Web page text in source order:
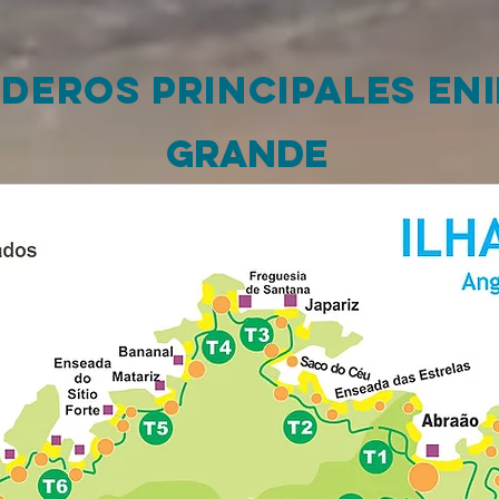
PRINCIPALES EN
GRANDE